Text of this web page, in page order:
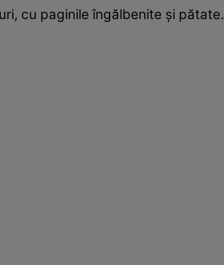
cu paginile îngălbenite şi pătate.